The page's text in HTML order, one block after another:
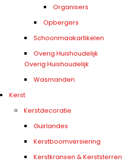
Organisers
Opbergers
Schoonmaakartikelen
Overig Huishoudelijk
Overig Huishoudelijk
Wasmanden
Kerst
Kerstdecoratie
Guirlandes
Kerstboomversiering
Kerstkransen & Kerststerren